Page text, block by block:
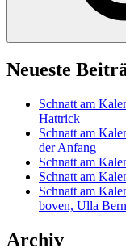
Neueste
Schnatt am
Hattrick
Schnatt am
der Anfang
Schnatt am
Schnatt am
Schnatt am
boven, Ulla
Archiv